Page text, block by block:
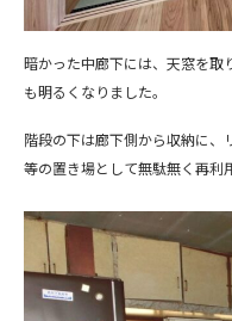
暗かった中廊下には、天窓を取
も明るくなりました。
階段の下は廊下側から収納に
等の置き場として無駄無く再利